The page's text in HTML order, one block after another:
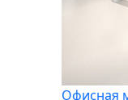
Офисная